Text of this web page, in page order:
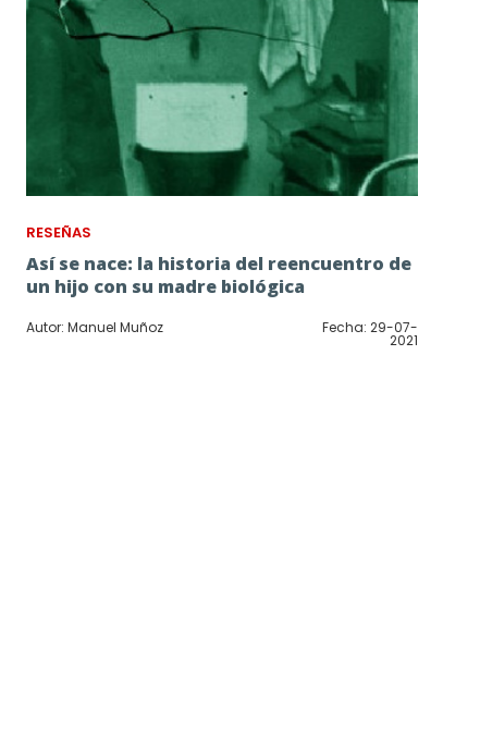
RESEÑAS
Así se nace: la historia del reencuentro de
un hijo con su madre biológica
Autor: Manuel Muñoz Fecha: 29-07-
2021